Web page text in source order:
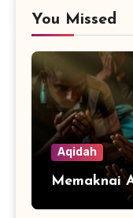
You Missed
Aqidah
Memaknai